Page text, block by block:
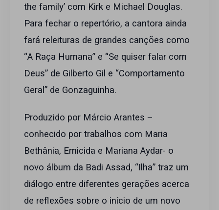
the family’ com Kirk e Michael Douglas.
Para fechar o repertório, a cantora ainda
fará releituras de grandes canções como
“A Raça Humana” e “Se quiser falar com
Deus” de Gilberto Gil e “Comportamento
Geral” de Gonzaguinha.
Produzido por Márcio Arantes –
conhecido por trabalhos com Maria
Bethânia, Emicida e Mariana Aydar- o
novo álbum da Badi Assad, “Ilha” traz um
diálogo entre diferentes gerações acerca
de reflexões sobre o início de um novo